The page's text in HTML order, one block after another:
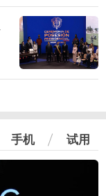
手机 试用